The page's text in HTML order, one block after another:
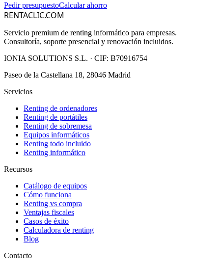
Pedir presupuestoCalcular ahorro
RENTACLIC.COM
Servicio premium de renting informático para empresas.
Consultoría, soporte presencial y renovación incluidos.
IONIA SOLUTIONS S.L. · CIF: B70916754
Paseo de la Castellana 18, 28046 Madrid
Servicios
Renting de ordenadores
Renting de portátiles
Renting de sobremesa
Equipos informáticos
Renting todo incluido
Renting informático
Recursos
Catálogo de equipos
Cómo funciona
Renting vs compra
Ventajas fiscales
Casos de éxito
Calculadora de renting
Blog
Contacto